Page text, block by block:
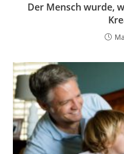
Der Mensch wurde,